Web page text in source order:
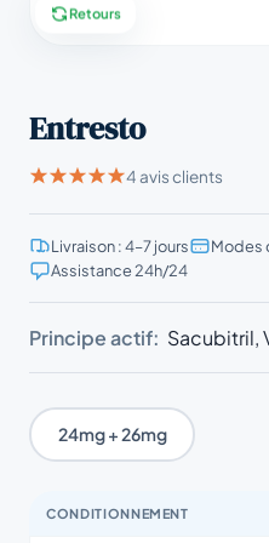
Retours
Entresto
4 avis clients
Livraison : 4–7 jours
Modes
Assistance 24h/24
Principe actif: Sacubitril,
24mg + 26mg
CONDITIONNEMENT